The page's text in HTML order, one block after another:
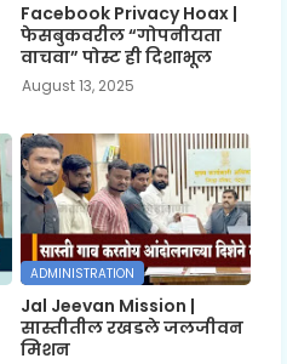
Facebook Privacy Hoax |
फेसबुकवरील “गोपनीयता
वाचवा” पोस्ट ही दिशाभूल
August 13, 2025
ADMINISTRATION
Jal Jeevan Mission |
सास्तीतील रखडले जलजीवन
मिशन